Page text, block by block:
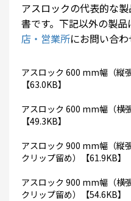
アスロックの代表的な
書です。下記以外の製品
店・営業所にお問い合わ
アスロック 600 mm幅（縦張
【63.0KB】
アスロック 600 mm幅（横張
【49.3KB】
アスロック 900 mm幅（縦
クリップ留め）【61.9KB】
アスロック 900 mm幅（横
クリップ留め）【54.6KB】